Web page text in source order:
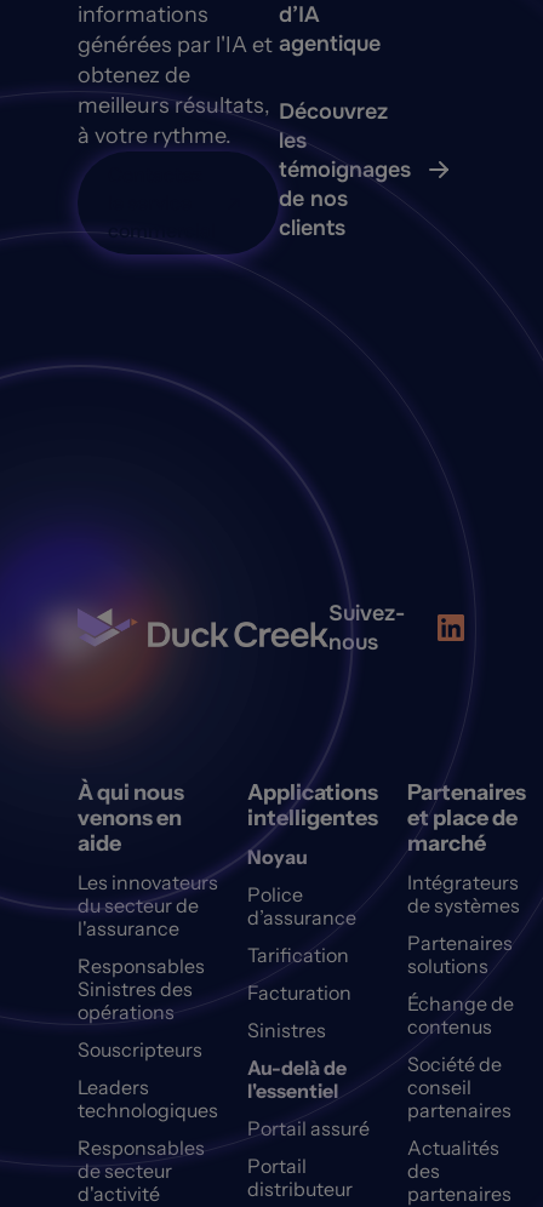
informations
générées par l'IA et
obtenez de
meilleurs résultats,
à votre rythme.
commercial
d’IA
agentique
Découvrez
les
témoignages
de nos
clients
Suivez-
nous
À qui nous
venons en
aide
Les innovateurs
du secteur de
l'assurance
Responsables
Sinistres des
opérations
Souscripteurs
Leaders
technologiques
Responsables
de secteur
d'activité
Applications
intelligentes
Noyau
Police
d’assurance
Tarification
Facturation
Sinistres
Au-delà de
l'essentiel
Portail assuré
Portail
distributeur
Partenaires
et place de
marché
Intégrateurs
de systèmes
Partenaires
solutions
Échange de
contenus
Société de
conseil
partenaires
Actualités
des
partenaires